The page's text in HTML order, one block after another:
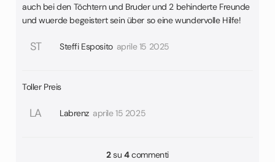
auch bei den Töchtern und Bruder und 2 behinderte Freunde
und wuerde begeistert sein über so eine wundervolle Hilfe!
ST Steffi Esposito aprile 15 2025
Toller Preis
LA Labrenz aprile 15 2025
2su4commenti